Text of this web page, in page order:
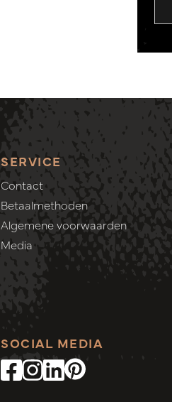
SERVICE
Contact
Betaalmethoden
Algemene voorwaarden
Media
SOCIAL MEDIA